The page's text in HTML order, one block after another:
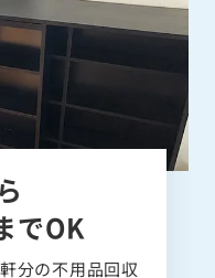
でOK
分の不用品回収